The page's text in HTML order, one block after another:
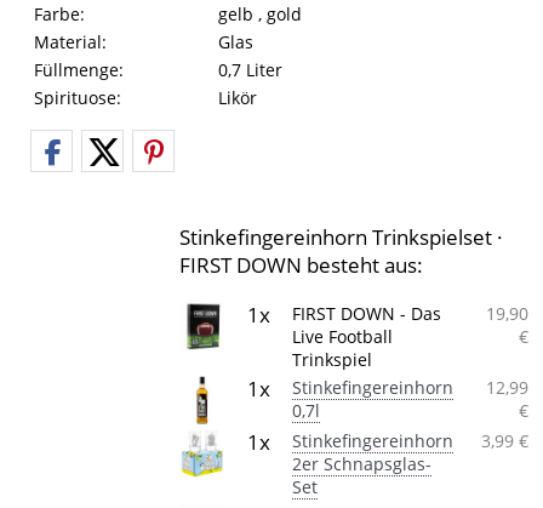
Farbe:
gelb , gold
Material:
Glas
Füllmenge:
0,7 Liter
Spirituose:
Likör
Stinkefingereinhorn Trinkspielset ·
FIRST DOWN besteht aus:
1x
FIRST DOWN - Das
Live Football
Trinkspiel
19,90
€
1x
Stinkefingereinhorn
0,7l
12,99
€
1x
Stinkefingereinhorn
2er Schnapsglas-
Set
3,99 €